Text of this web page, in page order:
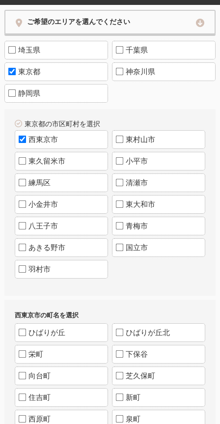
ご希望のエリアを選んでください
埼玉県 千葉県
東京都 神奈川県
静岡県
東京都の市区町村を選択
西東京市 東村山市
東久留米市 小平市
練馬区 清瀬市
小金井市 東大和市
八王子市 青梅市
あきる野市 国立市
羽村市
西東京市の町名を選択
ひばりが丘 ひばりが丘北
栄町 下保谷
向台町 芝久保町
住吉町 新町
西原町 泉町